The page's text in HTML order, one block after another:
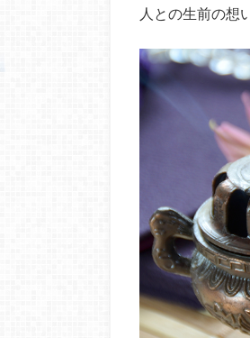
人との生前の想